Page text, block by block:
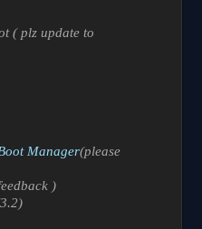
( plz update to
Manager(please
)